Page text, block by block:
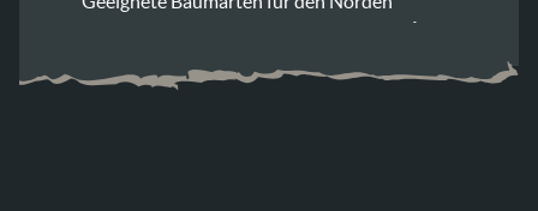
Bodendecker – oft unterschätzt, aber die
Empfehlenswerte Bodendecker für Hamburg,